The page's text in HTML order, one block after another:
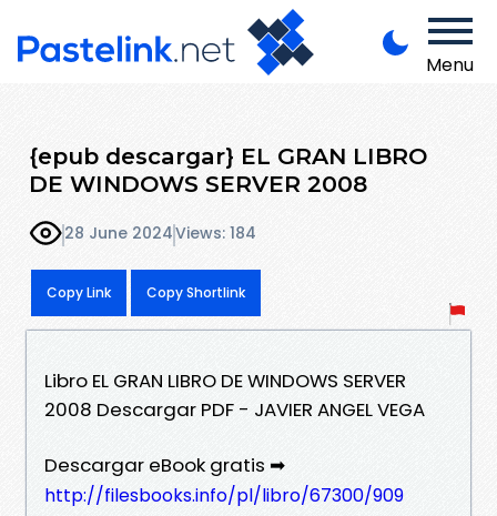
Menu
{epub descargar} EL GRAN LIBRO
DE WINDOWS SERVER 2008
28 June 2024Views: 184
Copy Link Copy Shortlink
Libro EL GRAN LIBRO DE WINDOWS SERVER
2008 Descargar PDF - JAVIER ANGEL VEGA
Descargar eBook gratis ➡
http://filesbooks.info/pl/libro/67300/909